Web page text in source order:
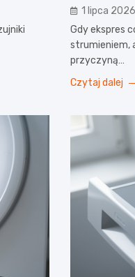
1 lipca 2026
Gdy ekspres
strumieniem,
przyczyną…
Czytaj dalej